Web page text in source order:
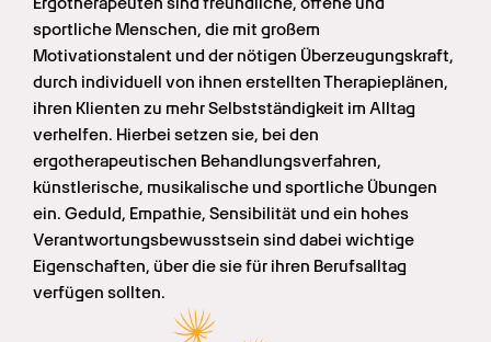
sportliche Menschen, die mit großem
Motivationstalent und der nötigen Überzeugungskraft,
durch individuell von ihnen erstellten Therapieplänen,
ihren Klienten zu mehr Selbstständigkeit im Alltag
verhelfen. Hierbei setzen sie, bei den
ergotherapeutischen Behandlungsverfahren,
künstlerische, musikalische und sportliche Übungen
ein. Geduld, Empathie, Sensibilität und ein hohes
Verantwortungsbewusstsein sind dabei wichtige
Eigenschaften, über die sie für ihren Berufsalltag
verfügen sollten.